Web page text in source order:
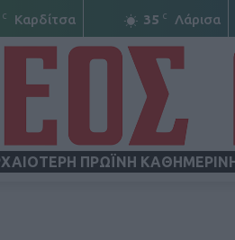
C Καρδίτσα 35 C Λάρισα
ΠΡΩΪΝΗ